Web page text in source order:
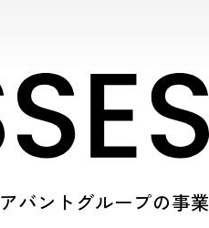
アバントグループの事業